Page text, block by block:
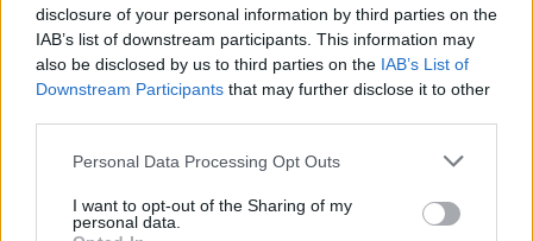
disclosure of your personal information by third parties on the
IAB’s list of downstream participants. This information may
also be disclosed by us to third parties on the IAB’s List of
Downstream Participants that may further disclose it to other
Please note that this website/app uses one or more Google
not limited to your visit or usage behaviour. You may click to
grant or deny consent to Google and its third-party tags to
Personal Data Processing Opt Outs
I want to opt-out of the Sharing of my
personal data.
Fronton ésFókusztémában Björk és új lemezének
apropóján a szakítós lemezekről, az idő előtti
albumszivárgásokról és Izland zenéjéről írtunk, meg
Skandinávia zenéje célkeresztben